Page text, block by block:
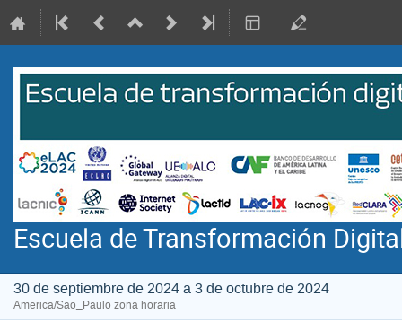
Escuela de Transformación
30 de septiembre de 2024 a 3 de octubre de 2024
America/Sao_Paulo zona horaria